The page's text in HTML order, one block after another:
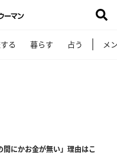
る 暮らす 占う メ
間にかお金が無い」理由はこ